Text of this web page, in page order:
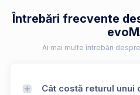
Întrebări frecvente
Ai mai multe întrebări
Cât costă returul unui